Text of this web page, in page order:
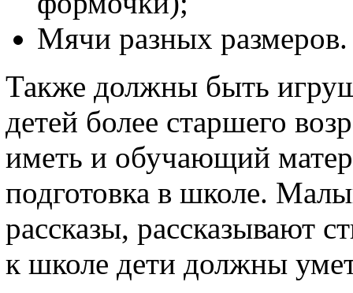
Мячи разных размеров.
Также должны быть
детей более старшего
иметь и обучающий
подготовка в школе.
рассказы, рассказывают
к школе дети должны